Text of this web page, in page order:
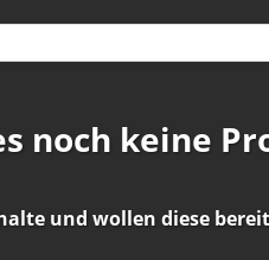
noch keine
und wollen diese